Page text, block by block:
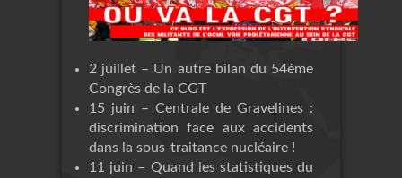
2 juillet – Un autre bilan du 54ème
Congrès de la CGT
15 juin – Centrale de Gravelines :
discrimination face aux accidents
dans la sous-traitance nucléaire !
11 juin – Quand les statistiques du